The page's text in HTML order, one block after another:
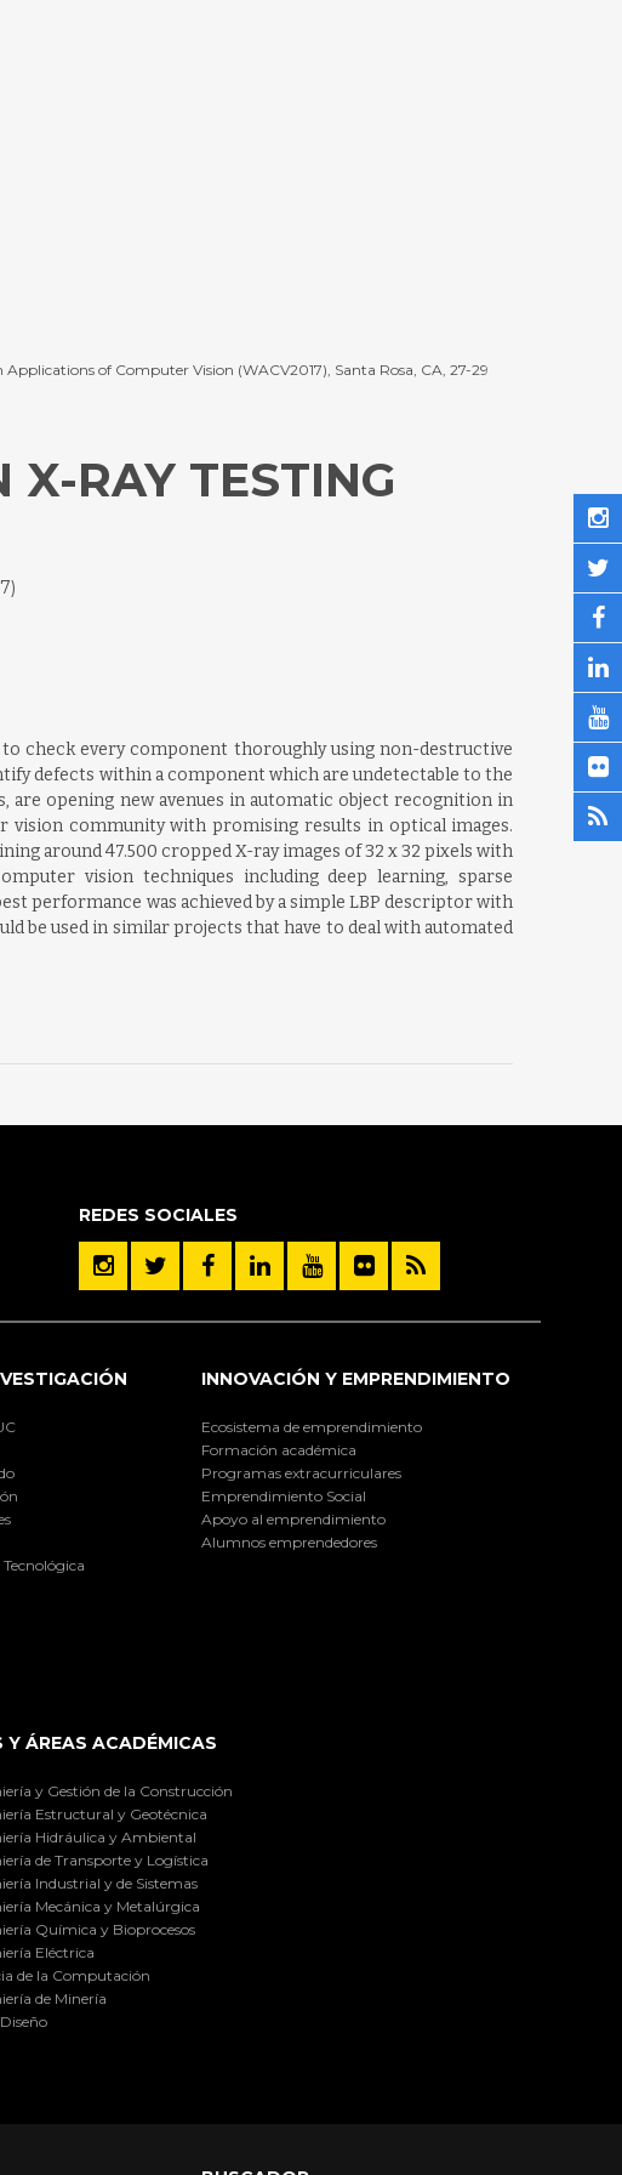
of Computer Vision (WACV2017), Santa Rosa, CA, 27-29
X-RAY TESTING
check every component thoroughly using non-destructive
defects within a component which are undetectable to the
are opening new avenues in automatic object recognition in
vision community with promising results in optical images.
around 47.500 cropped X-ray images of 32 x 32 pixels with
vision techniques including deep learning, sparse
performance was achieved by a simple LBP descriptor with
be used in similar projects that have to deal with automated
REDES SOCIALES
INNOVACIÓN Y EMPRENDIMIENTO
Ecosistema de emprendimiento
Formación académica
Programas extracurriculares
Emprendimiento Social
Apoyo al emprendimiento
Alumnos emprendedores
ÁREAS ACADÉMICAS
y Gestión de la Construcción
Estructural y Geotécnica
Hidráulica y Ambiental
de Transporte y Logística
Industrial y de Sistemas
Mecánica y Metalúrgica
Química y Bioprocesos
Eléctrica
de la Computación
de Minería